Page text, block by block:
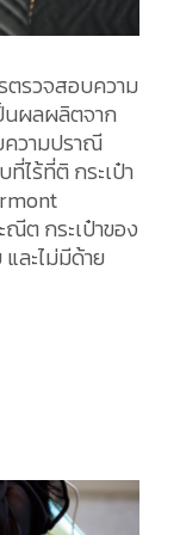
ตรวจสอบความ
นผลผลิตจาก
วามปราณี
ไร้ที่ติ กระเป๋า
ต กระเป๋าของ
ละไม่มีด้าย